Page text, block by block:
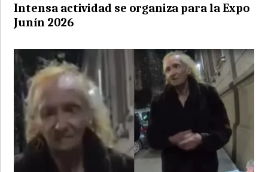
Intensa actividad se organiza para la Expo
Junín 2026